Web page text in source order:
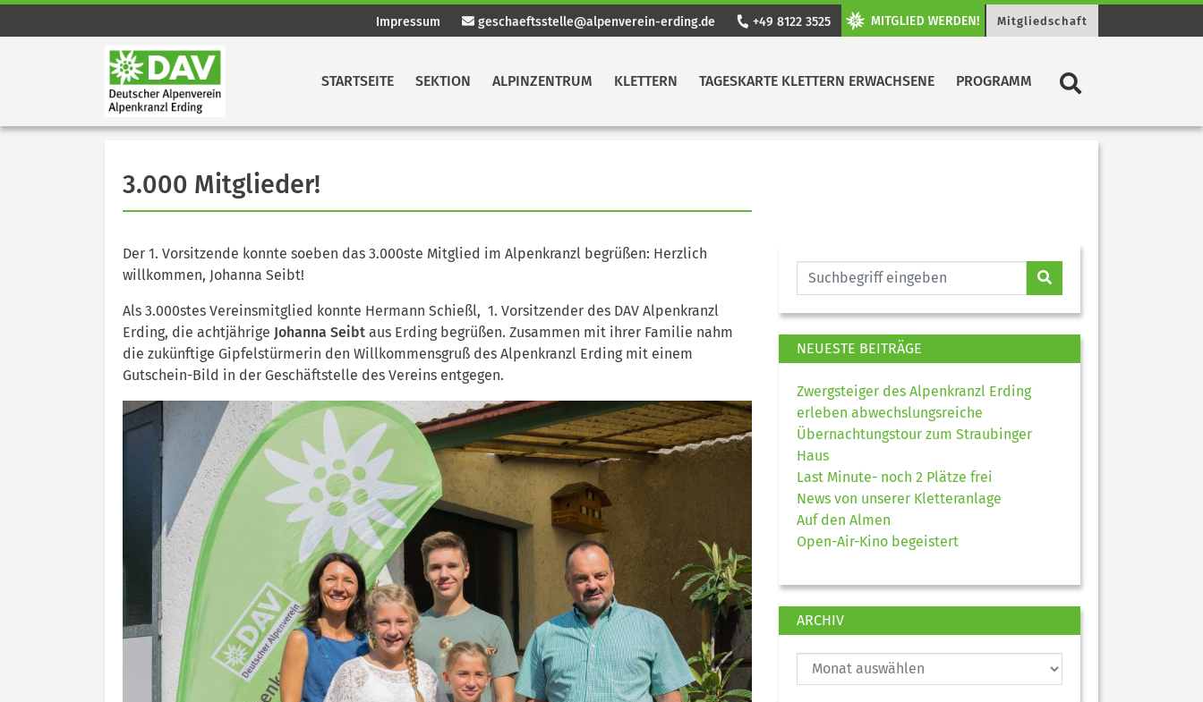
Impressum geschaeftsstelle@alpenverein-erding.de +49 8122 3525 Mitgliedschaft
STARTSEITE SEKTION ALPINZENTRUM KLETTERN TAGESKARTE KLETTERN ERWACHSENE PROGRAMM
3.000 Mitglieder!
Der 1. Vorsitzende konnte soeben das 3.000ste Mitglied im Alpenkranzl begrüßen: Herzlich
willkommen, Johanna Seibt!
Als 3.000stes Vereinsmitglied konnte Hermann Schießl, 1. Vorsitzender des DAV Alpenkranzl
Erding, die achtjährige Johanna Seibt aus Erding begrüßen. Zusammen mit ihrer Familie nahm
die zukünftige Gipfelstürmerin den Willkommensgruß des Alpenkranzl Erding mit einem
Gutschein-Bild in der Geschäftstelle des Vereins entgegen.
NEUESTE BEITRÄGE
Zwergsteiger des Alpenkranzl Erding
erleben abwechslungsreiche
Übernachtungstour zum Straubinger
Haus
Last Minute- noch 2 Plätze frei
News von unserer Kletteranlage
Auf den Almen
Open-Air-Kino begeistert
ARCHIV